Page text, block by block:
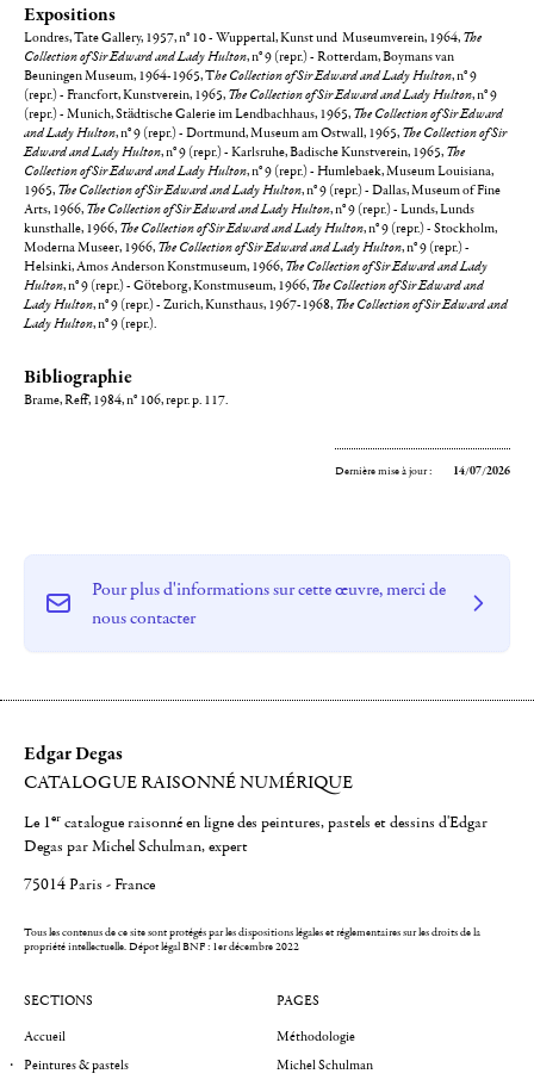
Expositions
Londres, Tate Gallery, 1957, n° 10 - Wuppertal, Kunst und Museumverein, 1964, The
Collection of Sir Edward and Lady Hulton, n° 9 (repr.) - Rotterdam, Boymans van
Beuningen Museum, 1964-1965, The Collection of Sir Edward and Lady Hulton, n° 9
(repr.) - Francfort, Kunstverein, 1965, The Collection of Sir Edward and Lady Hulton, n° 9
(repr.) - Munich, Städtische Galerie im Lendbachhaus, 1965, The Collection of Sir Edward
and Lady Hulton, n° 9 (repr.) - Dortmund, Museum am Ostwall, 1965, The Collection of Sir
Edward and Lady Hulton, n° 9 (repr.) - Karlsruhe, Badische Kunstverein, 1965, The
Collection of Sir Edward and Lady Hulton, n° 9 (repr.) - Humlebaek, Museum Louisiana,
1965, The Collection of Sir Edward and Lady Hulton, n° 9 (repr.) - Dallas, Museum of Fine
Arts, 1966, The Collection of Sir Edward and Lady Hulton, n° 9 (repr.) - Lunds, Lunds
kunsthalle, 1966, The Collection of Sir Edward and Lady Hulton, n° 9 (repr.) - Stockholm,
Moderna Museer, 1966, The Collection of Sir Edward and Lady Hulton, n° 9 (repr.) -
Helsinki, Amos Anderson Konstmuseum, 1966, The Collection of Sir Edward and Lady
Hulton, n° 9 (repr.) - Göteborg, Konstmuseum, 1966, The Collection of Sir Edward and
Lady Hulton, n° 9 (repr.) - Zurich, Kunsthaus, 1967-1968, The Collection of Sir Edward and
Lady Hulton, n° 9 (repr.).
Bibliographie
Brame, Reff, 1984, n° 106, repr. p. 117.
Dernière mise à jour : 14/07/2026
Pour plus d'informations sur cette œuvre, merci de
nous contacter
Edgar Degas
CATALOGUE RAISONNÉ NUMÉRIQUE
Le 1er catalogue raisonné en ligne des peintures, pastels et dessins d'Edgar
Degas par Michel Schulman, expert
75014 Paris - France
Tous les contenus de ce site sont protégés par les dispositions légales et réglementaires sur les droits de la
propriété intellectuelle.Dépot légal BNF : 1er décembre 2022
SECTIONS
Accueil
Peintures & pastels
PAGES
Méthodologie
Michel Schulman